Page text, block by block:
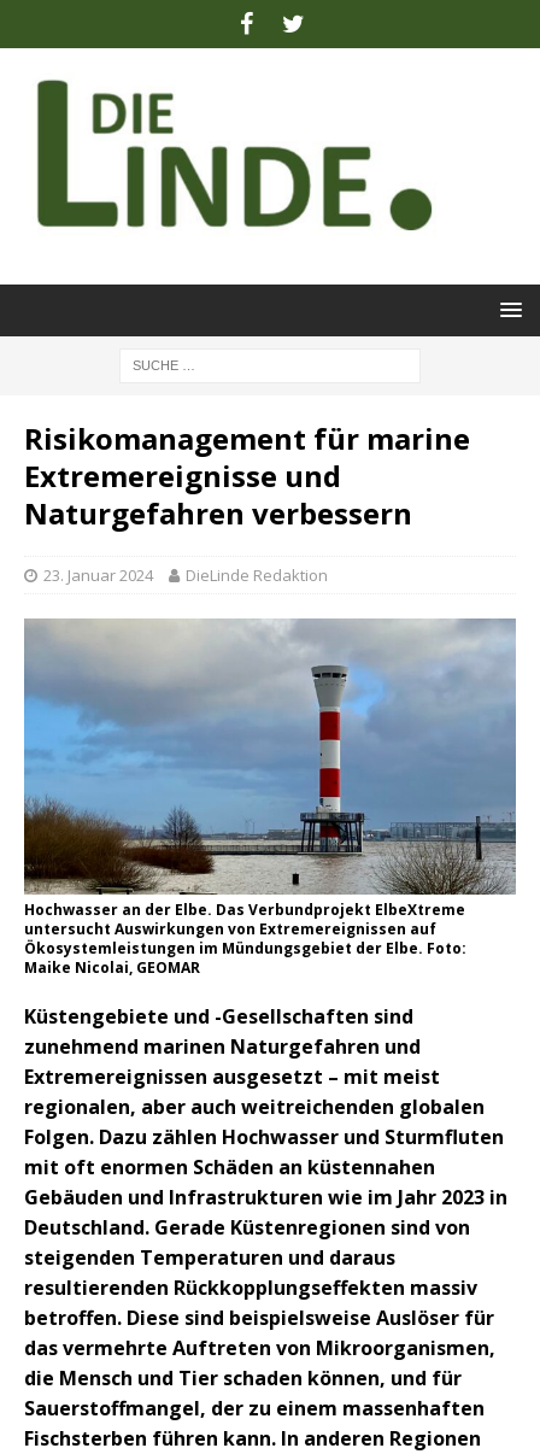
Risikomanagement für marine
Extremereignisse und
Naturgefahren verbessern
23. Januar 2024 DieLinde Redaktion
Hochwasser an der Elbe. Das Verbundprojekt ElbeXtreme
untersucht Auswirkungen von Extremereignissen auf
Ökosystemleistungen im Mündungsgebiet der Elbe. Foto:
Maike Nicolai, GEOMAR
Küstengebiete und -Gesellschaften sind
zunehmend marinen Naturgefahren und
Extremereignissen ausgesetzt – mit meist
regionalen, aber auch weitreichenden globalen
Folgen. Dazu zählen Hochwasser und Sturmfluten
mit oft enormen Schäden an küstennahen
Gebäuden und Infrastrukturen wie im Jahr 2023 in
Deutschland. Gerade Küstenregionen sind von
steigenden Temperaturen und daraus
resultierenden Rückkopplungseffekten massiv
betroffen. Diese sind beispielsweise Auslöser für
das vermehrte Auftreten von Mikroorganismen,
die Mensch und Tier schaden können, und für
Sauerstoffmangel, der zu einem massenhaften
Fischsterben führen kann. In anderen Regionen